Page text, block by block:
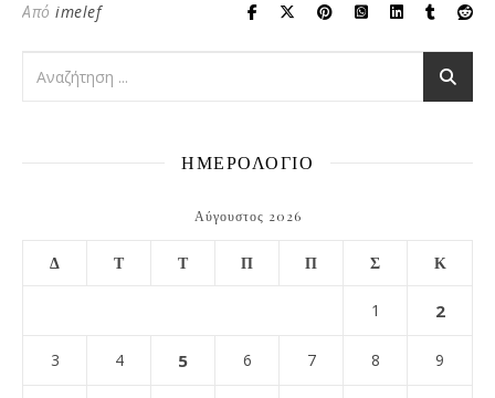
Από imelef
ΗΜΕΡΟΛΟΓΙΟ
Αύγουστος 2026
Δ Τ Τ Π Π Σ Κ
1 2
3 4 5 6 7 8 9